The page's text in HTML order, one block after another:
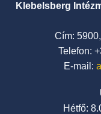
Klebelsberg
Cím:
Telefon:
E-mail:
Hétfő: